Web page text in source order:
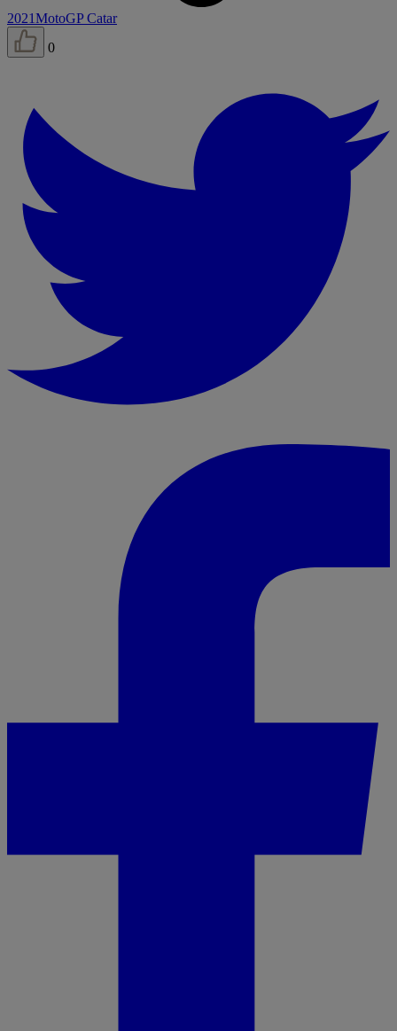
2021MotoGP Catar
0